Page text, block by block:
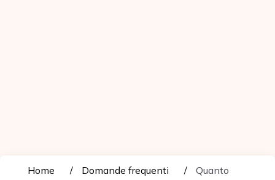
Home Domande frequenti
Quanto